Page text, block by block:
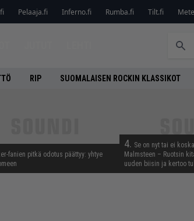
Pelaaja.fi Inferno.fi Rumba.fi Tilt.fi
RIP SUOMALAISEN ROCKIN KLASSIKOT
fanien pitkä odotus päättyy: yhtye
4. Se on nyt tai ei
Malmsteen – Ruotsin
uuden biisin ja kertoo